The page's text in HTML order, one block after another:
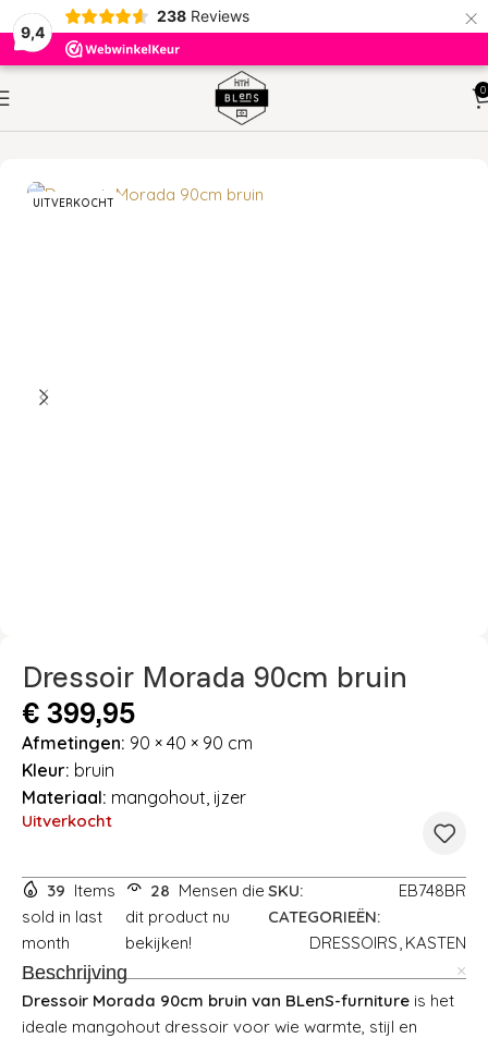
9,4
238 Reviews ×
0
UITVERKOCHT
Dressoir Morada 90cm bruin
€ 399,95
Afmetingen: 90 × 40 × 90 cm
Kleur: bruin
Materiaal: mangohout, ijzer
Uitverkocht
39 Items
sold in last
month
28 Mensen die
dit product nu
bekijken!
SKU:
EB748BR
CATEGORIEËN:
DRESSOIRS, KASTEN
Beschrijving
Dressoir Morada 90cm bruin van BLenS-furniture is het
ideale mangohout dressoir voor wie warmte, stijl en